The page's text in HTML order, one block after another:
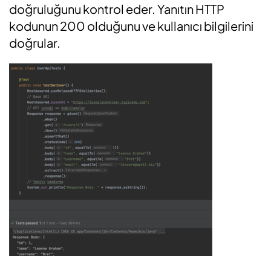
doğruluğunu kontrol eder. Yanıtın HTTP
kodunun 200 olduğunu ve kullanıcı bilgilerini
doğrular.